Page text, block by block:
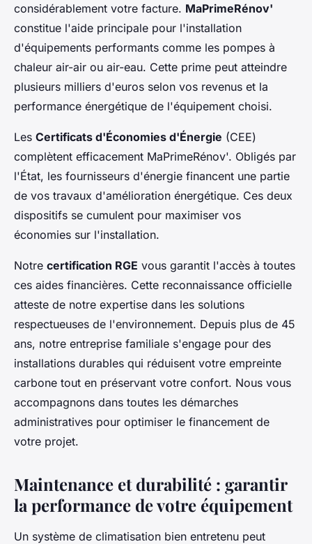
considérablement votre facture. MaPrimeRénov'
constitue l'aide principale pour l'installation
d'équipements performants comme les pompes à
chaleur air-air ou air-eau. Cette prime peut atteindre
plusieurs milliers d'euros selon vos revenus et la
performance énergétique de l'équipement choisi.
Les Certificats d'Économies d'Énergie (CEE)
complètent efficacement MaPrimeRénov'. Obligés par
l'État, les fournisseurs d'énergie financent une partie
de vos travaux d'amélioration énergétique. Ces deux
dispositifs se cumulent pour maximiser vos
économies sur l'installation.
Notre certification RGE vous garantit l'accès à toutes
ces aides financières. Cette reconnaissance officielle
atteste de notre expertise dans les solutions
respectueuses de l'environnement. Depuis plus de 45
ans, notre entreprise familiale s'engage pour des
installations durables qui réduisent votre empreinte
carbone tout en préservant votre confort. Nous vous
accompagnons dans toutes les démarches
administratives pour optimiser le financement de
votre projet.
Maintenance et durabilité : garantir
la performance de votre équipement
Un système de climatisation bien entretenu peut